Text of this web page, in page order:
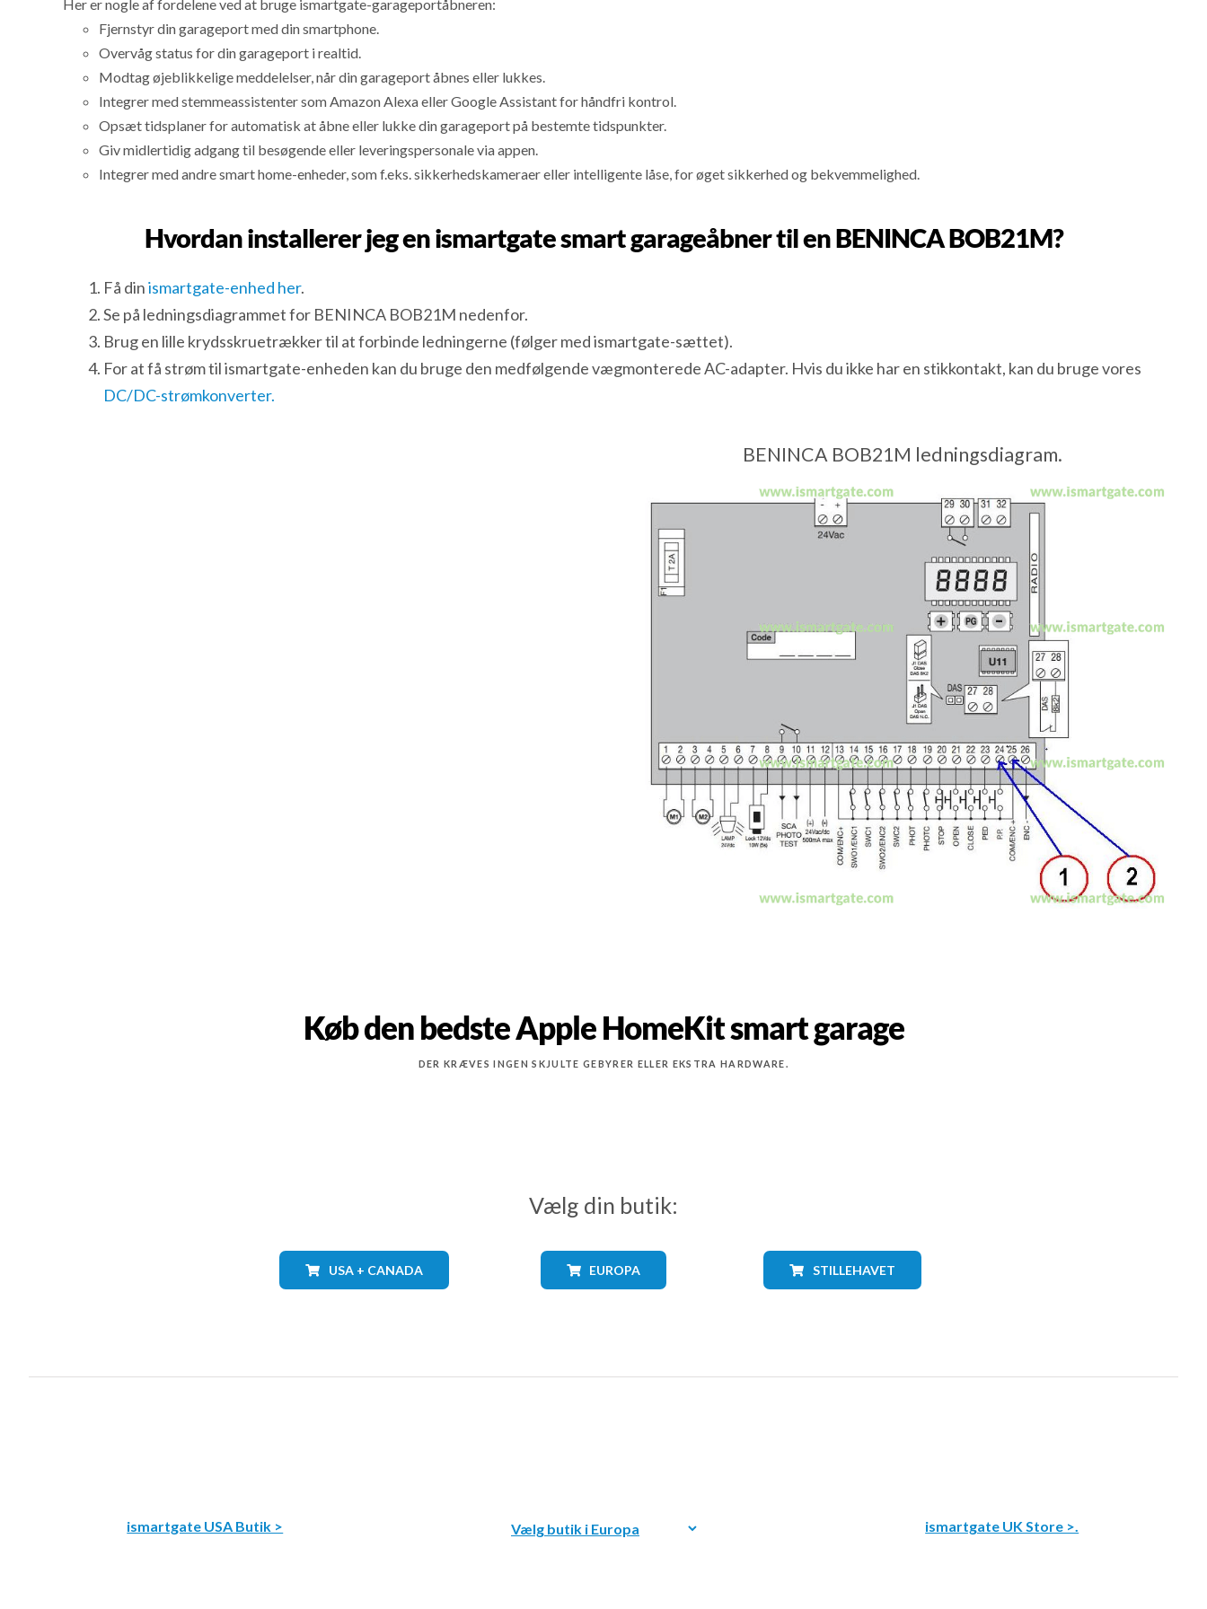
Her er nogle af fordelene ved at bruge ismartgate-garageportåbneren:
Fjernstyr din garageport med din smartphone.
Overvåg status for din garageport i realtid.
Modtag øjeblikkelige meddelelser, når din garageport åbnes eller lukkes.
Integrer med stemmeassistenter som Amazon Alexa eller Google Assistant for håndfri kontrol.
Opsæt tidsplaner for automatisk at åbne eller lukke din garageport på bestemte tidspunkter.
Giv midlertidig adgang til besøgende eller leveringspersonale via appen.
Integrer med andre smart home-enheder, som f.eks. sikkerhedskameraer eller intelligente låse, for øget sikkerhed og bekvemmelighed.
Hvordan installerer jeg en ismartgate smart garageåbner til en BENINCA BOB21M?
Få dinismartgate-enhed her.
Se på ledningsdiagrammet for BENINCA BOB21M nedenfor.
Brug en lille krydsskruetrækker til at forbinde ledningerne (følger med ismartgate-sættet).
For at få strøm til ismartgate-enheden kan du bruge den medfølgende vægmonterede AC-adapter. Hvis du ikke har en stikkontakt, kan du bruge vores
DC/DC-strømkonverter.
BENINCA BOB21M ledningsdiagram.
Køb den bedste Apple HomeKit smart garage
DER KRÆVES INGEN SKJULTE GEBYRER ELLER EKSTRA HARDWARE.
Vælg din butik:
USA + CANADA EUROPA STILLEHAVET
ismartgate USA Butik > ismartgate UK Store >.